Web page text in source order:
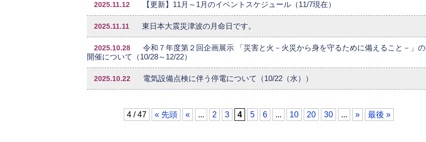
2025.11.12 【更新】11月～1月のイベントスケジュール（11/7現在）
2025.11.11 東日本大震災津波の月命日です。
2025.10.28
令和７年度第２回企画展示 「災害と火－火災から身を守るために備えること－」の
開催について（10/28～12/22）
2025.10.22 電気設備点検に伴う停電について（10/22（水））
4 / 47 « 先頭 « ... 2 3 4 5 6 ... 10 20 30 ... » 最後 »